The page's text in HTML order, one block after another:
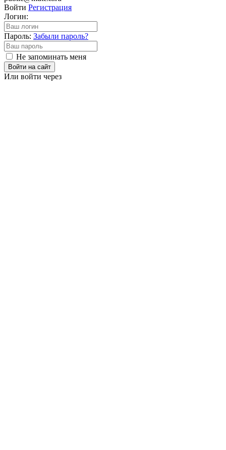
Войти Регистрация
Логин:
Пароль: Забыли пароль?
Не запоминать меня
Войти на сайт
Или войти через